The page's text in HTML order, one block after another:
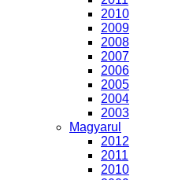
2010
2009
2008
2007
2006
2005
2004
2003
Magyarul
2012
2011
2010